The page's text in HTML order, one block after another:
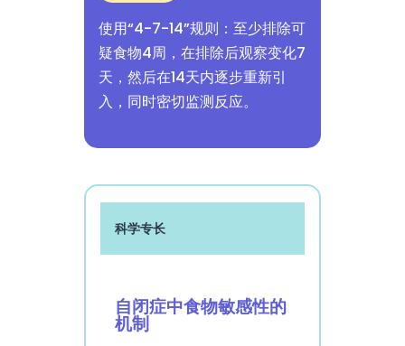
使用“4-7-14”规则：至少排除可
疑食物4周，在排除后观察变化7
天，然后在14天内逐步重新引
入，同时密切监测反应。
科学专长
自闭症中食物敏感性的
机制